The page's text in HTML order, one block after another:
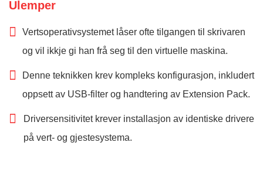
Ulemper
Vertsoperativsystemet låser ofte tilgangen til skrivaren
og vil ikkje gi han frå seg til den virtuelle maskina.
Denne teknikken krev kompleks konfigurasjon, inkludert
oppsett av USB-filter og handtering av Extension Pack.
Driversensitivitet krever installasjon av identiske drivere
på vert- og gjestesystema.